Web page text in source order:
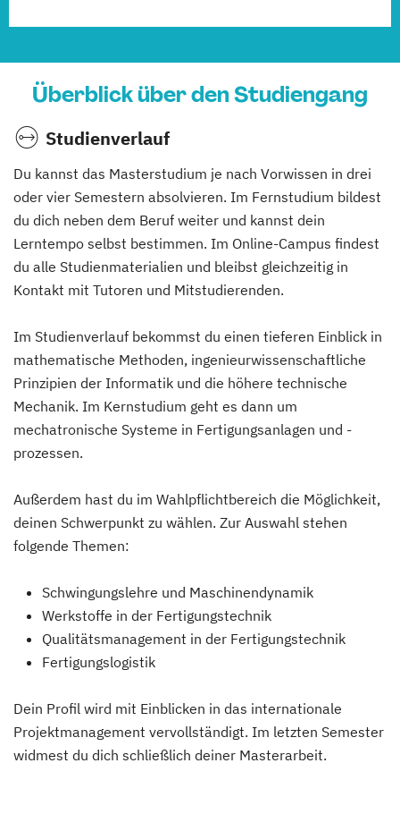
Überblick über den Studiengang
Studienverlauf
Du kannst das Masterstudium je nach Vorwissen in drei
oder vier Semestern absolvieren. Im Fernstudium bildest
du dich neben dem Beruf weiter und kannst dein
Lerntempo selbst bestimmen. Im Online-Campus findest
du alle Studienmaterialien und bleibst gleichzeitig in
Kontakt mit Tutoren und Mitstudierenden.
Im Studienverlauf bekommst du einen tieferen Einblick in
mathematische Methoden, ingenieurwissenschaftliche
Prinzipien der Informatik und die höhere technische
Mechanik. Im Kernstudium geht es dann um
mechatronische Systeme in Fertigungsanlagen und -
prozessen.
Außerdem hast du im Wahlpflichtbereich die Möglichkeit,
deinen Schwerpunkt zu wählen. Zur Auswahl stehen
folgende Themen:
Schwingungslehre und Maschinendynamik
Werkstoffe in der Fertigungstechnik
Qualitätsmanagement in der Fertigungstechnik
Fertigungslogistik
Dein Profil wird mit Einblicken in das internationale
Projektmanagement vervollständigt. Im letzten Semester
widmest du dich schließlich deiner Masterarbeit.